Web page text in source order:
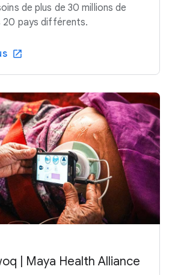
de plus de 30 millions de
20 pays différents.
| Maya Health Alliance